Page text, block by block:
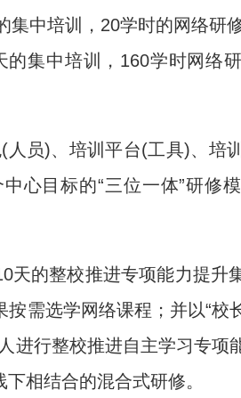
中培训，20学时的网络研
集中培训，160学时网络
员)、培训平台(工具)、培
心目标的“三位一体”研修
的整校推进专项能力提升
需选学网络课程；并以“校
进行整校推进自主学习专项
相结合的混合式研修。